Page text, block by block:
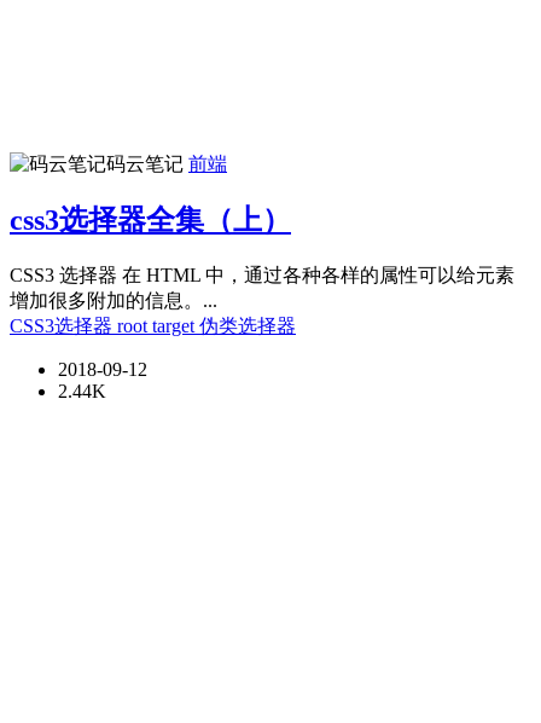
码云笔记 前端
css3选择器全集（上）
CSS3 选择器 在 HTML 中，通过各种各样的属性可以给元素
增加很多附加的信息。...
CSS3选择器 root target 伪类选择器
2018-09-12
2.44K